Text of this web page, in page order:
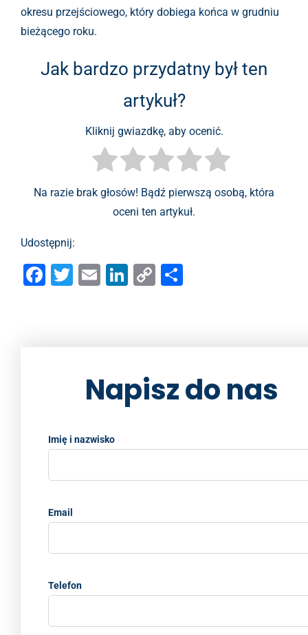
okresu przejściowego, który dobiega końca w grudniu
bieżącego roku.
Jak bardzo przydatny był ten
artykuł?
Kliknij gwiazdkę, aby ocenić.
Na razie brak głosów! Bądź pierwszą osobą, która
oceni ten artykuł.
Udostępnij:
F
k
T
E
Li
n
C
n
k
Napisz do nas
Imię i nazwisko
Email
Telefon